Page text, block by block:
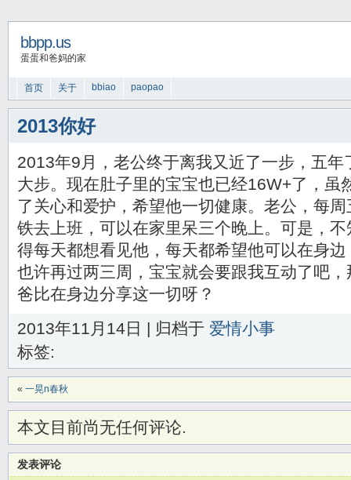
bbpp.us
蛋蛋和爸妈的家
首页 关于 bbiao paopao
2013你好
2013年9月，老公终于离我又近了一步，五
大步。现在肚子里的宝宝也已经16W+了，虽
了关心和爱护，希望他一切健康。老公，每
铁去上班，可以在家里呆三个晚上。可是，
得每天都想看见他，每天都希望他可以在身
也许再过两三周，宝宝就会要跟我互动了吧
爸比在身边分享这一切呀？
2013年11月14日 | 归档于 爱情小事
标签:
« 一晃n春秋
本文目前尚无任何评论.
发表评论